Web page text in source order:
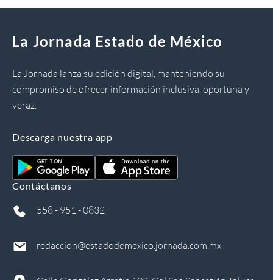
La Jornada Estado de México
La Jornada lanza su edición digital, manteniendo su
compromiso de ofrecer información inclusiva, oportuna y
veraz.
Descarga nuestra app
Contáctanos
558 - 951 - 0832
redaccion@estadodemexico.jornada.com.mx